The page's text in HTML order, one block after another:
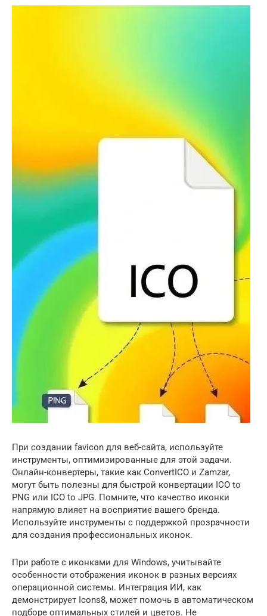
При создании favicon для веб-сайта, используйте
инструменты, оптимизированные для этой задачи.
Онлайн-конвертеры, такие как ConvertICO и Zamzar,
могут быть полезны для быстрой конвертации ICO to
PNG или ICO to JPG. Помните, что качество иконки
напрямую влияет на восприятие вашего бренда.
Используйте инструменты с поддержкой прозрачности
для создания профессиональных иконок.
При работе с иконками для Windows, учитывайте
особенности отображения иконок в разных версиях
операционной системы. Интеграция ИИ, как
демонстрирует Icons8, может помочь в автоматическом
подборе оптимальных стилей и цветов. Не